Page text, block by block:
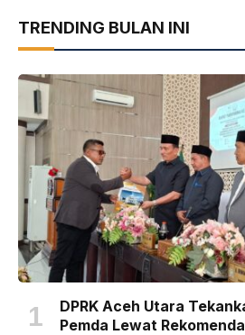
TRENDING BULAN INI
DPRK Aceh Utara
Pemda Lewat